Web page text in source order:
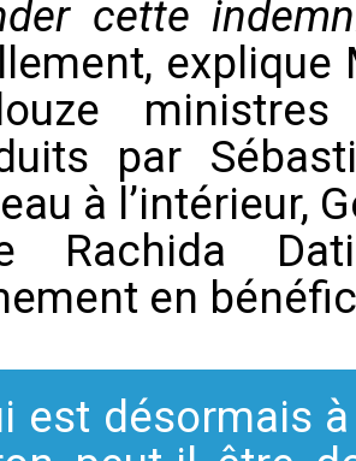
cette
explique
par
à l’intérieur,
Rachida
en
est désormais